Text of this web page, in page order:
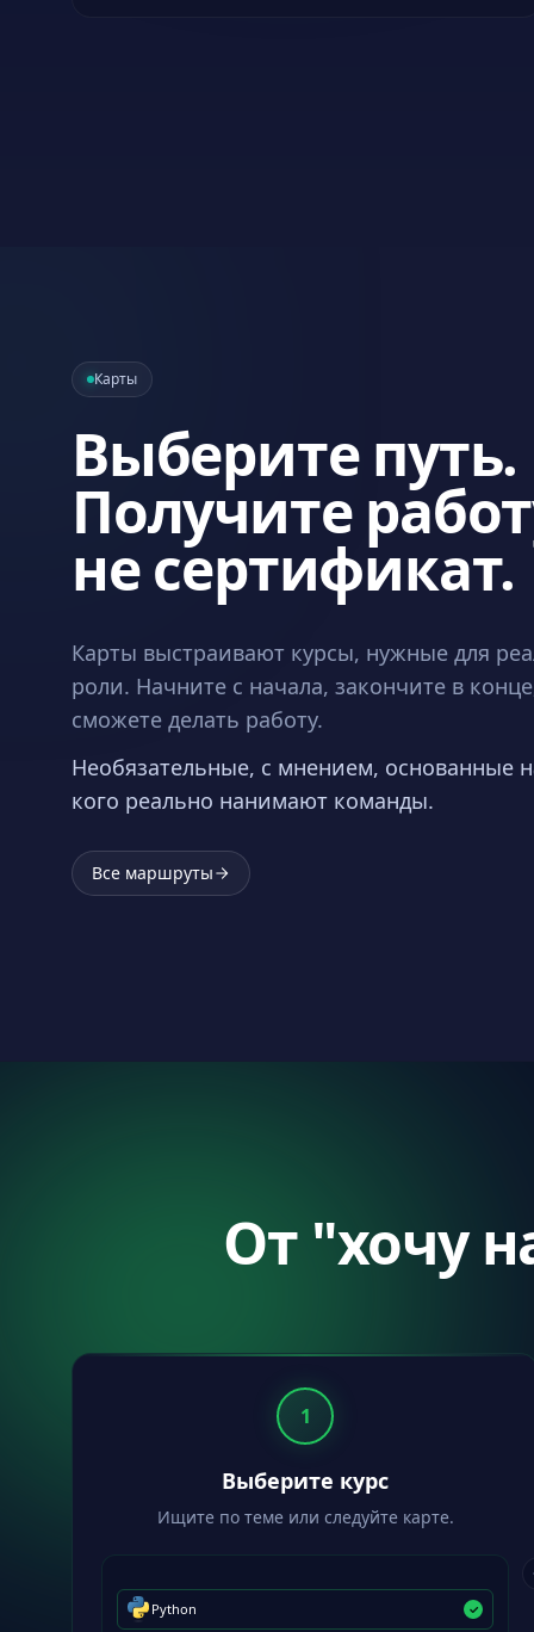
Карты
Выберите путь.
Получите
не сертификат.
Карты выстраивают курсы, нужные для
роли. Начните с начала, закончите в
сможете делать работу.
Необязательные, с мнением, основанные
кого реально нанимают команды.
Все маршруты
От "хочу
1
Выберите курс
Ищите по теме или следуйте карте.
Python